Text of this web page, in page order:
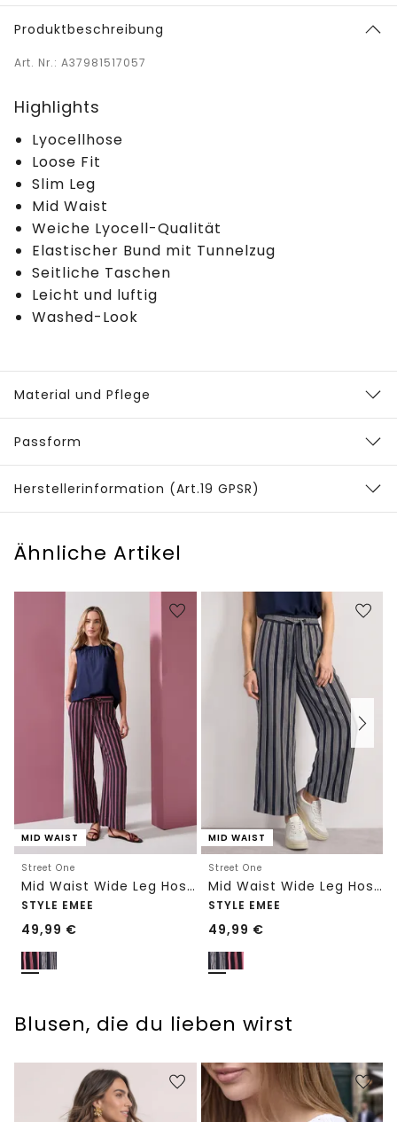
Produktbeschreibung
Art. Nr.: A37981517057
Highlights
Lyocellhose
Loose Fit
Slim Leg
Mid Waist
Weiche Lyocell-Qualität
Elastischer Bund mit Tunnelzug
Seitliche Taschen
Leicht und luftig
Washed-Look
Material und Pflege
Passform
Herstellerinformation (Art.19 GPSR)
Ähnliche Artikel
MID WAIST
Street One
Mid Waist Wide Leg Hose mit Streifen
STYLE EMEE
49,99 €
MID WAIST
Street One
Mid Waist Wide Leg Hose mit Streifen
STYLE EMEE
49,99 €
Blusen, die du lieben wirst